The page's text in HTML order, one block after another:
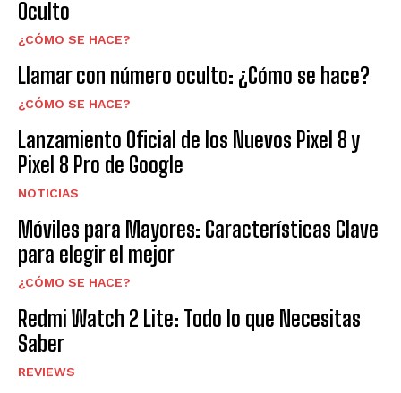
Oculto
¿CÓMO SE HACE?
Llamar con número oculto: ¿Cómo se hace?
¿CÓMO SE HACE?
Lanzamiento Oficial de los Nuevos Pixel 8 y
Pixel 8 Pro de Google
NOTICIAS
Móviles para Mayores: Características Clave
para elegir el mejor
¿CÓMO SE HACE?
Redmi Watch 2 Lite: Todo lo que Necesitas
Saber
REVIEWS